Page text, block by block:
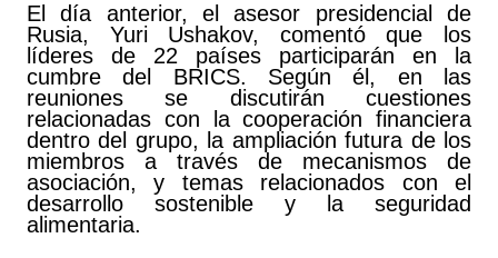
El día anterior, el asesor presidencial de
Rusia, Yuri Ushakov, comentó que los
líderes de 22 países participarán en la
cumbre del BRICS. Según él, en las
reuniones se discutirán cuestiones
relacionadas con la cooperación financiera
dentro del grupo, la ampliación futura de los
miembros a través de mecanismos de
asociación, y temas relacionados con el
desarrollo sostenible y la seguridad
alimentaria.